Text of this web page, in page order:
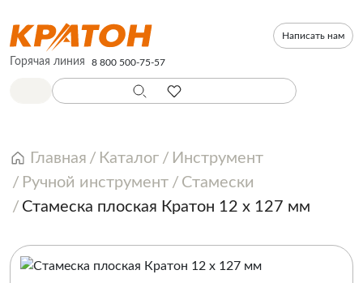
Написать нам
Горячая линия 8 800 500-75-57
Главная Каталог
Инструмент
Ручной инструмент
Стамески
Стамеска плоская Кратон 12 х 127 мм